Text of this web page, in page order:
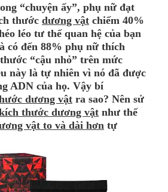
“chuyện ấy”, phụ nữ đạt
thước dương vật chiếm 40%
léo tư thế quan hệ của bạn
có đến 88% phụ nữ thích
“cậu nhỏ” trên mức
này là tự nhiên vì nó đã được
ADN của họ. Vậy bí
dương vật ra sao? Nên sử
thước dương vật như thế
vật to và dài hơn tự